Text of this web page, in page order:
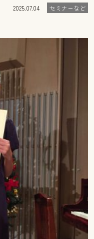
2025.07.04 セミナーなど